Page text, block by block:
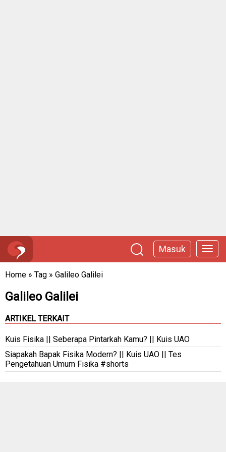
Masuk
Home » Tag » Galileo Galilei
Galileo Galilei
ARTIKEL TERKAIT
Kuis Fisika || Seberapa Pintarkah Kamu? || Kuis UAO
Siapakah Bapak Fisika Modern? || Kuis UAO || Tes
Pengetahuan Umum Fisika #shorts